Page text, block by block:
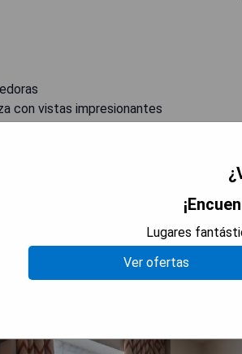
con vistas impresionantes
Lugares
Ver ofertas